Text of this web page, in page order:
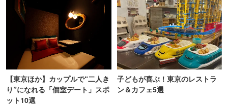
【東京ほか】カップルで“二人き
り”になれる「個室デート」スポ
ット10選
子どもが喜ぶ！東京のレストラ
ン＆カフェ5選